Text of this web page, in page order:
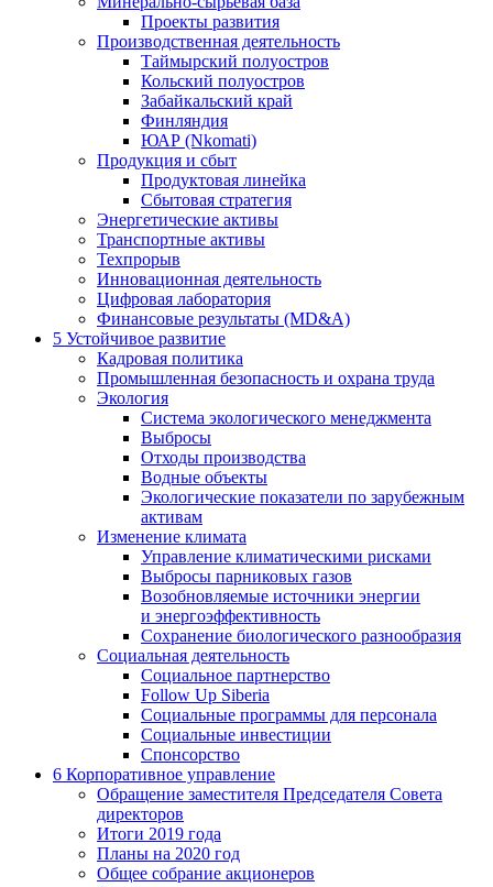
Проекты развития
Производственная деятельность
Таймырский полуостров
Кольский полуостров
Забайкальский край
Финляндия
ЮАР (Nkomati)
Продукция и сбыт
Продуктовая линейка
Сбытовая стратегия
Энергетические активы
Транспортные активы
Техпрорыв
Инновационная деятельность
Цифровая лаборатория
Финансовые результаты (MD&A)
5 Устойчивое развитие
Кадровая политика
Промышленная безопасность и охрана труда
Экология
Система экологического менеджмента
Выбросы
Отходы производства
Водные объекты
Экологические показатели по зарубежным
активам
Изменение климата
Управление климатическими рисками
Выбросы парниковых газов
Возобновляемые источники энергии
и энергоэффективность
Сохранение биологического разнообразия
Социальная деятельность
Социальное партнерство
Follow Up Siberia
Социальные программы для персонала
Социальные инвестиции
Спонсорство
6 Корпоративное управление
Обращение заместителя Председателя Совета
директоров
Итоги 2019 года
Планы на 2020 год
Общее собрание акционеров